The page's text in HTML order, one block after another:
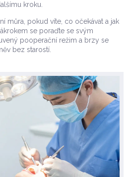
kroku.
můra, pokud víte, co očekávat a jak
se poraďte se svým
pooperační režim a brzy se
bez starostí.